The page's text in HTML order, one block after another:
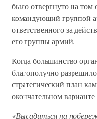
было отвергнуто на
командующий группой
ответственного за
его группы армий.
Когда большинство
благополучно
стратегический план
окончательном
«Высадиться на